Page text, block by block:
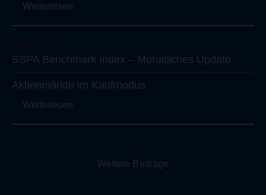
Weiterlesen
09.06.2026
SSPA Benchmark Index – Monatliches Update
Aktienmärkte im Kaufmodus
Weiterlesen
Weitere Beiträge